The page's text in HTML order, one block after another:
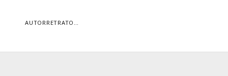
AUTORRETRATO…